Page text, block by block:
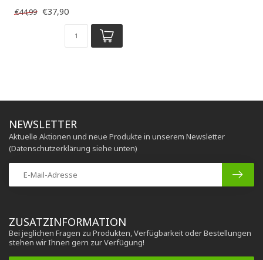
€44,99 €37,90
ZUSATZINFORMATION
Bei jeglichen Fragen zu Produkten, Verfügbarkeit oder Bestellungen
stehen wir Ihnen gern zur Verfügung!
NEWSLETTER
Aktuelle Aktionen und neue Produkte in unserem Newsletter
(Datenschutzerklärung siehe unten)